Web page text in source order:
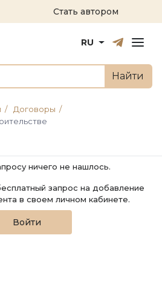
Стать автором
РусскийEnglish
RU
Найти
/ Договоры /
ничего не нашлось.
запрос на добавление
в своем личном кабинете.
Войти